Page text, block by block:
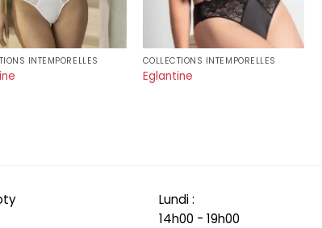
INTEMPORELLES COLLECTIONS INTEMPORELLES
Eglantine
Lundi :
14h00 - 19h00